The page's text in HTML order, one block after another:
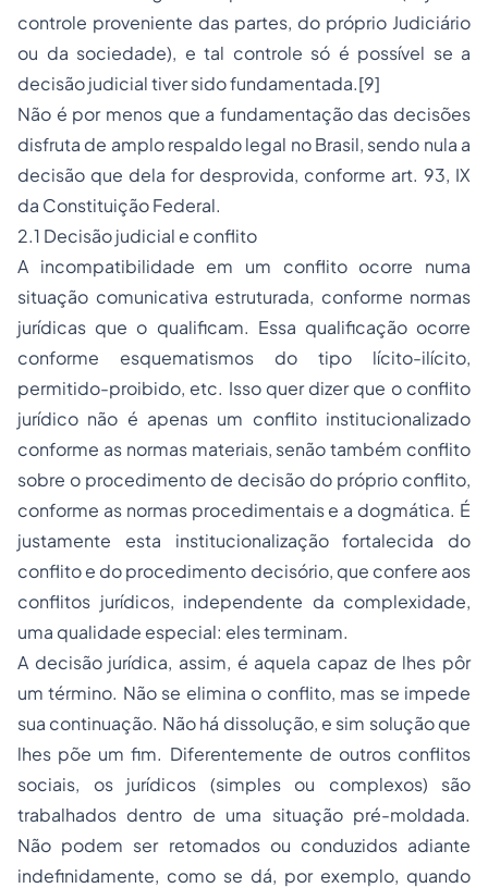
controle proveniente das partes, do próprio Judiciário
ou da sociedade), e tal controle só é possível se a
decisão judicial tiver sido fundamentada.[9]
Não é por menos que a fundamentação das decisões
disfruta de amplo respaldo legal no Brasil, sendo nula a
decisão que dela for desprovida, conforme art. 93, IX
da Constituição Federal.
2.1 Decisão judicial e conflito
A incompatibilidade em um conflito ocorre numa
situação comunicativa estruturada, conforme normas
jurídicas que o qualificam. Essa qualificação ocorre
conforme esquematismos do tipo lícito-ilícito,
permitido-proibido, etc. Isso quer dizer que o conflito
jurídico não é apenas um conflito institucionalizado
conforme as normas materiais, senão também conflito
sobre o procedimento de decisão do próprio conflito,
conforme as normas procedimentais e a dogmática. É
justamente esta institucionalização fortalecida do
conflito e do procedimento decisório, que confere aos
conflitos jurídicos, independente da complexidade,
uma qualidade especial: eles terminam.
A decisão jurídica, assim, é aquela capaz de lhes pôr
um término. Não se elimina o conflito, mas se impede
sua continuação. Não há dissolução, e sim solução que
lhes põe um fim. Diferentemente de outros conflitos
sociais, os jurídicos (simples ou complexos) são
trabalhados dentro de uma situação pré-moldada.
Não podem ser retomados ou conduzidos adiante
indefinidamente, como se dá, por exemplo, quando